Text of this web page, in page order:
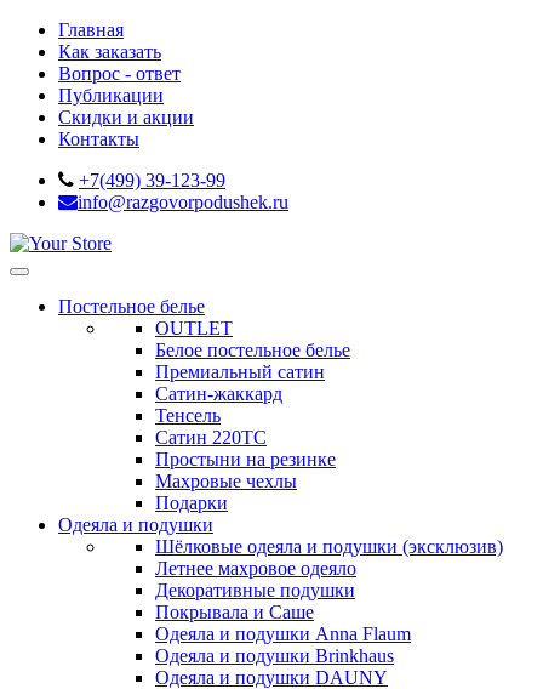
Главная
Как заказать
Вопрос - ответ
Публикации
Скидки и акции
Контакты
+7(499) 39-123-99
info@razgovorpodushek.ru
Постельное белье
OUTLET
Белое постельное белье
Премиальный сатин
Сатин-жаккард
Тенсель
Сатин 220ТС
Простыни на резинке
Махровые чехлы
Подарки
Одеяла и подушки
Шёлковые одеяла и подушки (эксклюзив)
Летнее махровое одеяло
Декоративные подушки
Покрывала и Саше
Одеяла и подушки Anna Flaum
Одеяла и подушки Brinkhaus
Одеяла и подушки DAUNY